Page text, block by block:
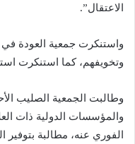
الاعتقال”.
واستنكرت جمعية العودة في
وتخويفهم، كما استنكرت
وطالبت الجمعية الصليب
والمؤسسات الدولية ذات
الفوري عنه، مطالبة بتوفير